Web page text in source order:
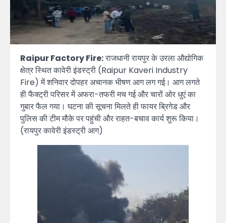
Raipur Factory Fire:राजधानी रायपुर के उरला औद्योगिक
क्षेत्र स्थित कावेरी इंडस्ट्री (Raipur Kaveri Industry
Fire) में शनिवार दोपहर अचानक भीषण आग लग गई। आग लगते
ही फैक्ट्री परिसर में अफरा-तफरी मच गई और चारों ओर धुएं का
गुबार फैल गया। घटना की सूचना मिलते ही फायर ब्रिगेड और
पुलिस की टीम मौके पर पहुंची और राहत-बचाव कार्य शुरू किया।
(रायपुर कावेरी इंडस्ट्री आग)